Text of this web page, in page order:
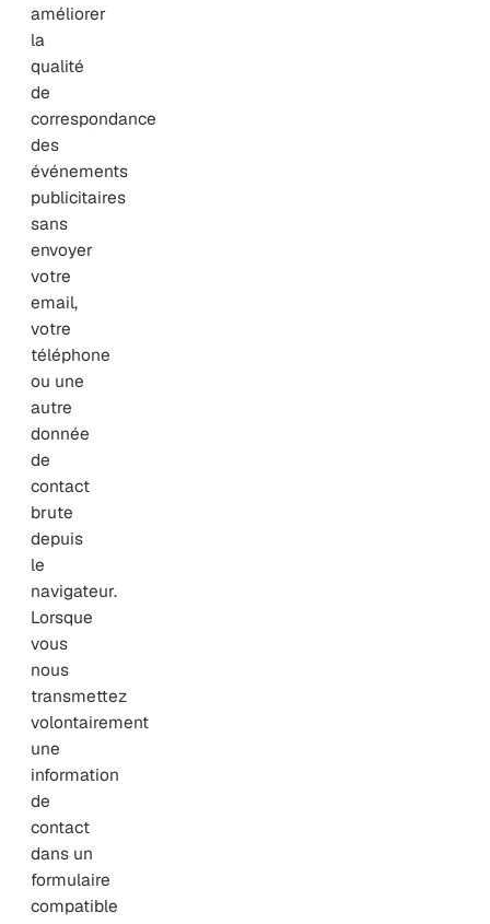
améliorer
la
qualité
de
correspondance
des
événements
publicitaires
sans
envoyer
votre
email,
votre
téléphone
ou une
autre
donnée
de
contact
brute
depuis
le
navigateur.
Lorsque
vous
nous
transmettez
volontairement
une
information
de
contact
dans un
formulaire
compatible